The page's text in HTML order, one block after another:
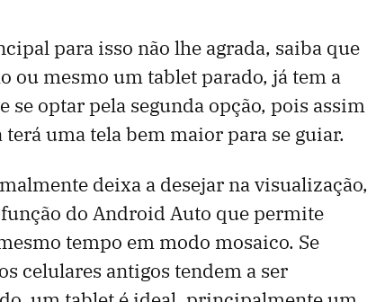
para isso não lhe agrada, saiba que
ou mesmo um tablet parado, já tem a
optar pela segunda opção, pois assim
uma tela bem maior para se guiar.
deixa a desejar na visualização,
do Android Auto que permite
tempo em modo mosaico. Se
celulares antigos tendem a ser